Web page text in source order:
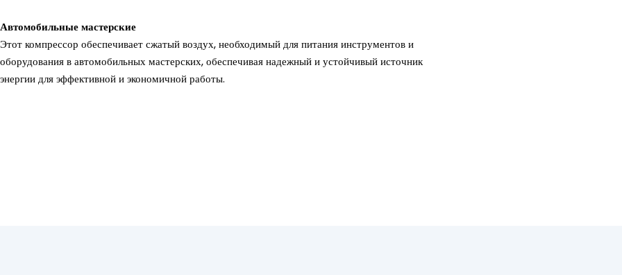
Автомобильные мастерские
Этот компрессор обеспечивает сжатый воздух, необходимый для питания инструментов и
оборудования в автомобильных мастерских, обеспечивая надежный и устойчивый источник
энергии для эффективной и экономичной работы.